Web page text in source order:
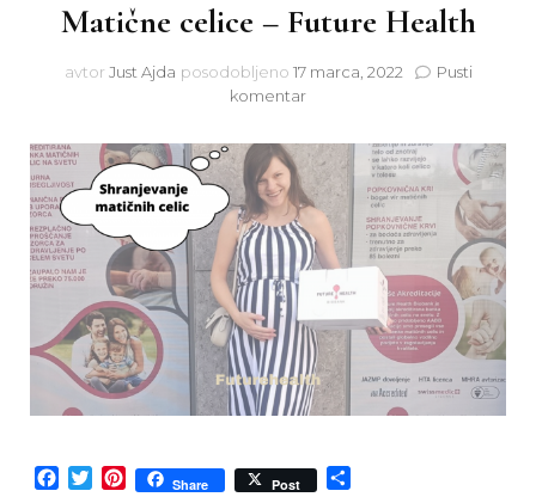
Matične celice – Future Health
avtor Just Ajda posodobljeno 17 marca, 2022
Pusti
komentarna
celice
–
Future
Health
Facebook
TwitterPinterest
Share Post